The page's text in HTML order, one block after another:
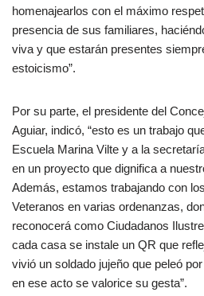
homenajearlos con el máximo
presencia de sus familiares,
viva y que estarán presentes
estoicismo”.
Por su parte, el presidente del
Aguiar, indicó, “esto es un trabajo
Escuela Marina Vilte y a la
en un proyecto que dignifica a
Además, estamos trabajando con
Veteranos en varias ordenanzas,
reconocerá como Ciudadanos
cada casa se instale un QR que
vivió un soldado jujeño que peleó
en ese acto se valorice su gesta”.